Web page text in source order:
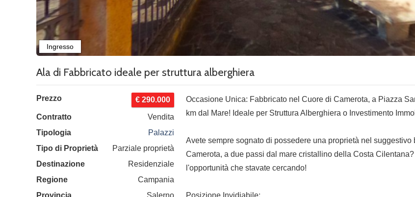
Ala di Fabbricato ideale per struttura alberghiera
Prezzo € 290.000
Contratto
Vendita
Tipologia
Palazzi
Tipo di Proprietà
Parziale proprietà
Destinazione
Residenziale
Regione
Campania
Occasione Unica: Fabbricato nel Cuore di Camerota, a Piazza
km dal Mare! Ideale per Struttura Alberghiera o Investimento
Avete sempre sognato di possedere una proprietà nel suggestivo
Camerota, a due passi dal mare cristallino della Costa
l'opportunità che stavate cercando!